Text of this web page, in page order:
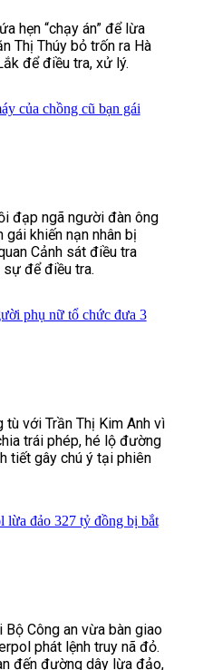
hẹn “chạy án” để lừa
Thị Thúy bỏ trốn ra Hà
để điều tra, xử lý.
của chồng cũ bạn gái
đạp ngã người đàn ông
khiến nạn nhân bị
Cảnh sát điều tra
để điều tra.
phụ nữ tổ chức đưa 3
tù với Trần Thị Kim Anh vì
trái phép, hé lộ đường
tiết gây chú ý tại phiên
lừa đảo 327 tỷ đồng bị bắt
Công an vừa bàn giao
phát lệnh truy nã đỏ.
đến đường dây lừa đảo,